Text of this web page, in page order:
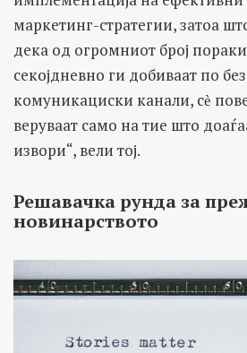
маркетинг-стратегии, затоа
дека од огромниот број
секојдневно ги добиваат по
комуникациски канали, сѐ
веруваат само на тие што
извори“, вели тој.
Решавачка рунда за
новинарството